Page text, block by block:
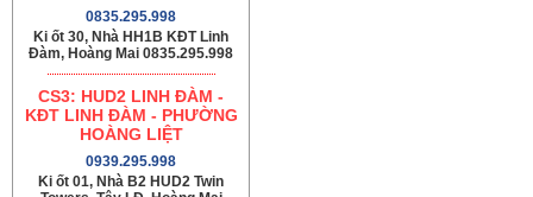
0835.295.998
Ki ốt 30, Nhà HH1B KĐT Linh
Đàm, Hoàng Mai 0835.295.998
CS3: HUD2 LINH ĐÀM -
KĐT LINH ĐÀM - PHƯỜNG
HOÀNG LIỆT
0939.295.998
Ki ốt 01, Nhà B2 HUD2 Twin